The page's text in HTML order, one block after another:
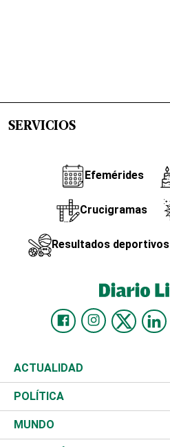
SERVICIOS
Efemérides
Crucigramas
Resultados deportivos
ACTUALIDAD
Nacional
Ciudad
POLÍTICA
Partidos
MUNDO